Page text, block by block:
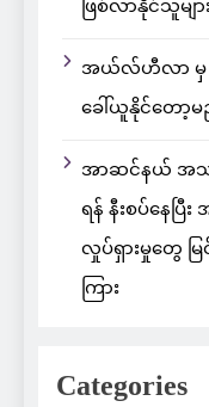
ဖြစ်လာနိုင်သူမျာ
အယ်လ်ဟီလာ မှ
ခေါ်ယူနိုင်တော့
အာဆင်နယ် အသင်
ရန် နီးစပ်နေပြီ
လှုပ်ရှားမှုတွေ မ
ကြား
Categories